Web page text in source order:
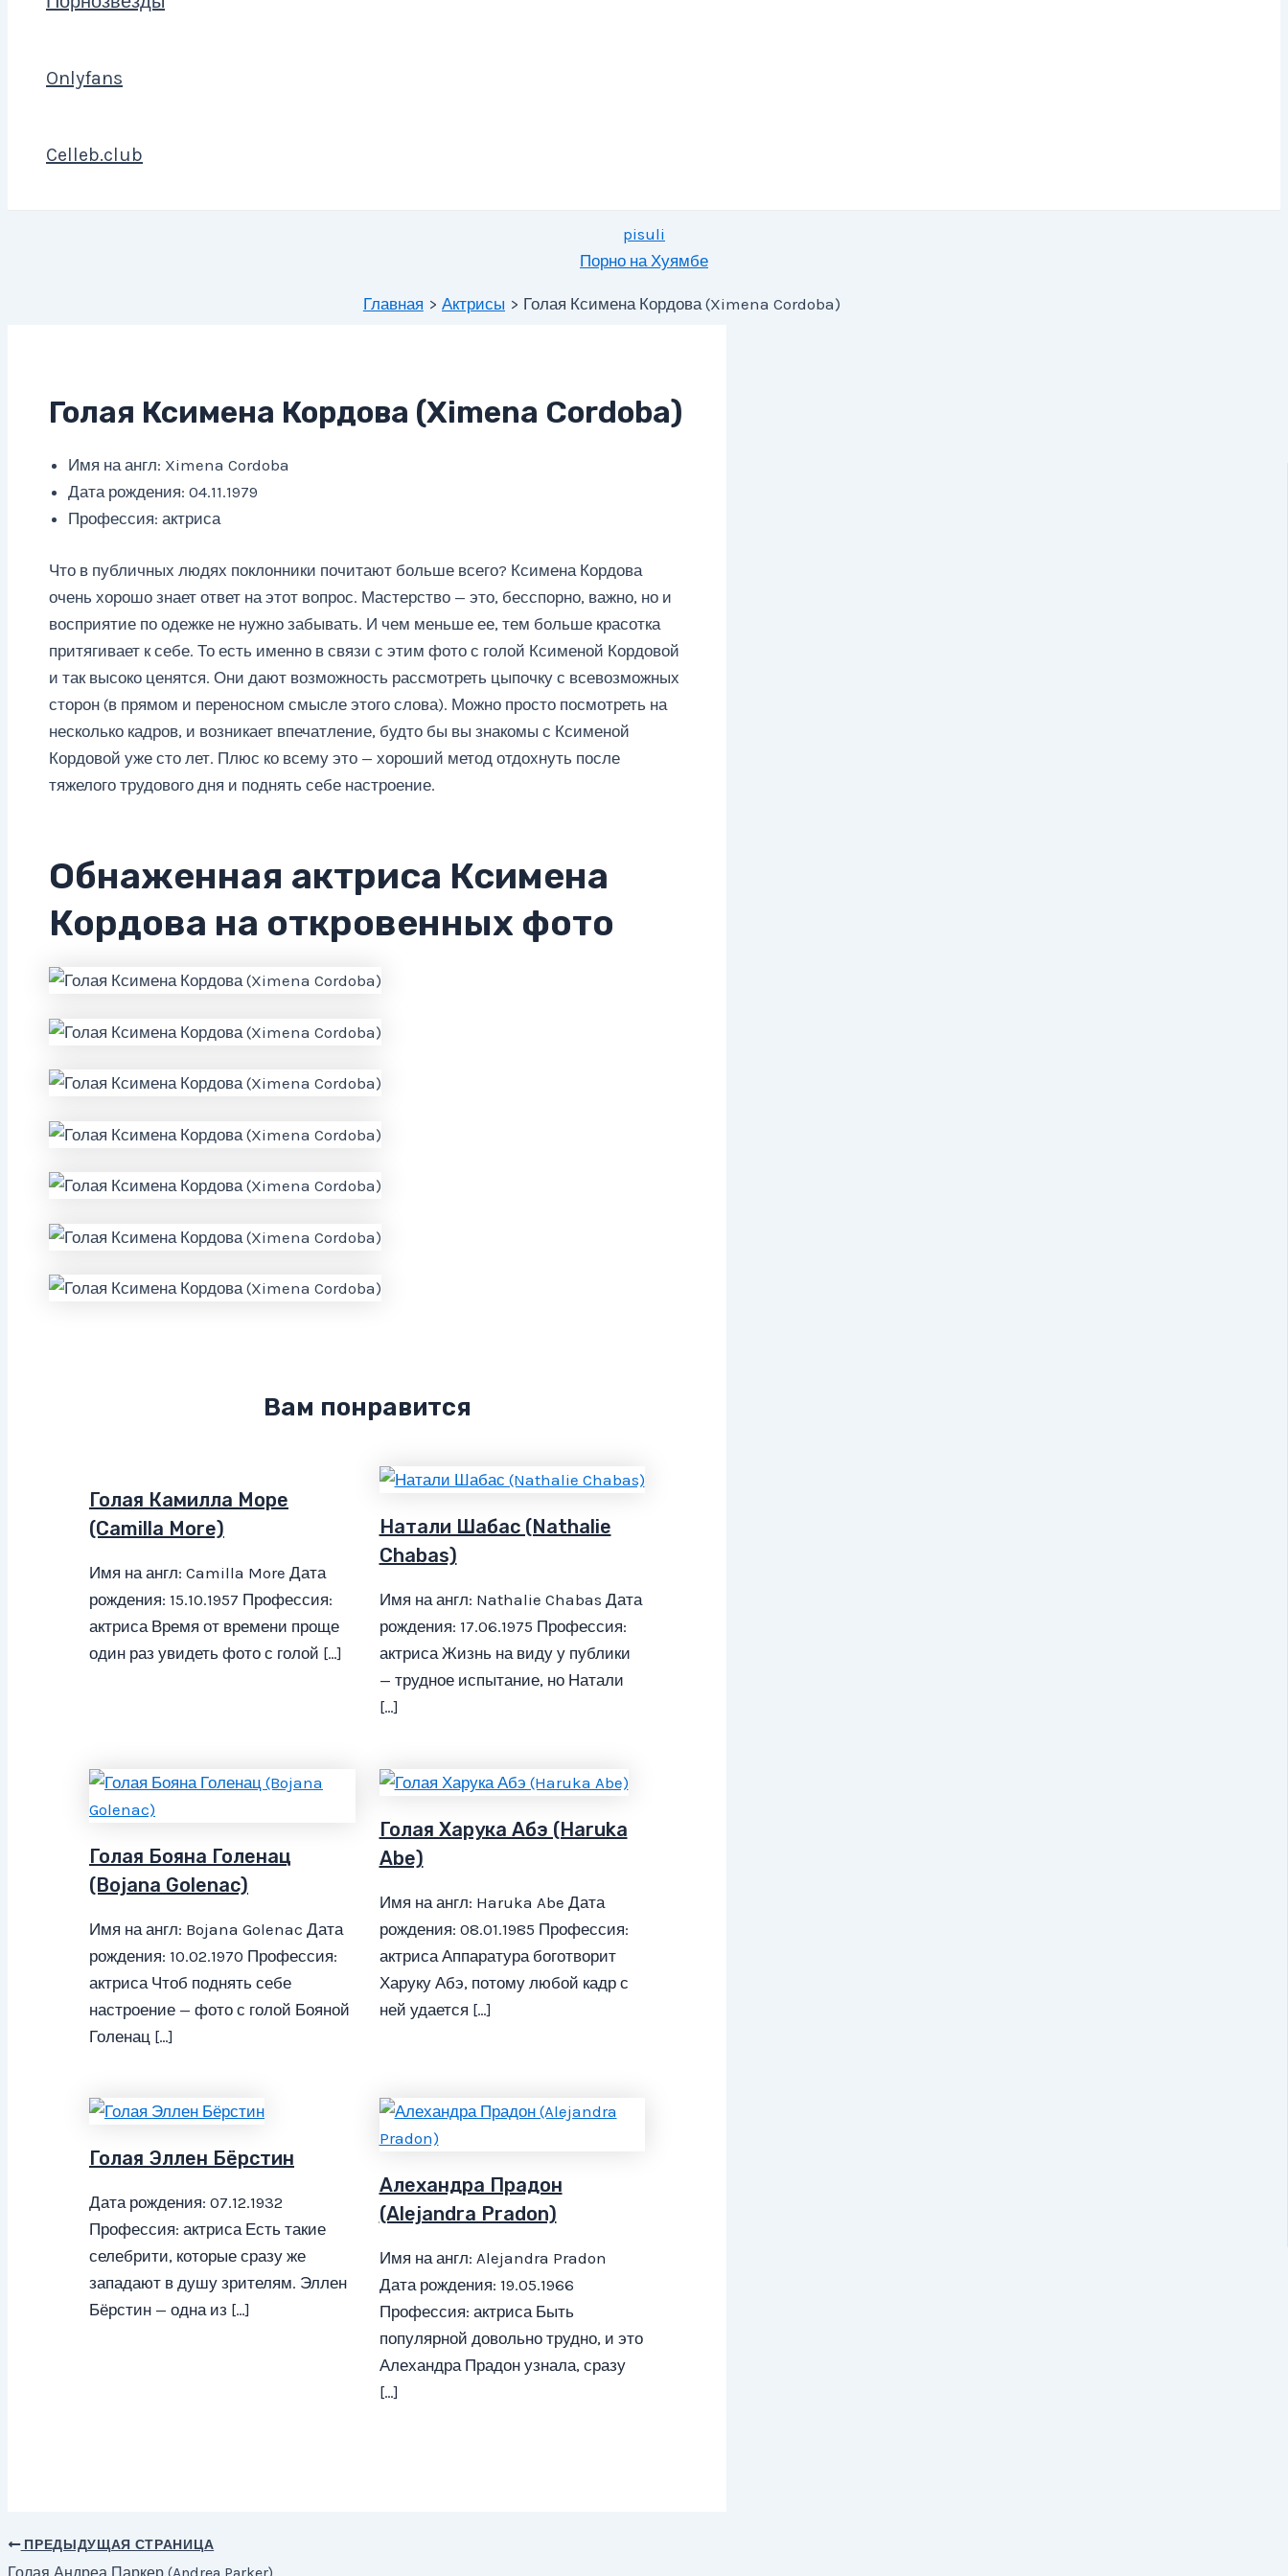
Onlyfans
Celleb.club
pisuli
Порно на Хуямбе
Главная Актрисы Голая Ксимена Кордова (Ximena Cordoba)
Голая Ксимена Кордова (Ximena Cordoba)
Имя на англ: Ximena Cordoba
Дата рождения: 04.11.1979
Профессия: актриса
Что в публичных людях поклонники почитают больше всего? Ксимена Кордова
очень хорошо знает ответ на этот вопрос. Мастерство — это, бесспорно, важно, но и
восприятие по одежке не нужно забывать. И чем меньше ее, тем больше красотка
притягивает к себе. То есть именно в связи с этим фото с голой Ксименой Кордовой
и так высоко ценятся. Они дают возможность рассмотреть цыпочку с всевозможных
сторон (в прямом и переносном смысле этого слова). Можно просто посмотреть на
несколько кадров, и возникает впечатление, будто бы вы знакомы с Ксименой
Кордовой уже сто лет. Плюс ко всему это — хороший метод отдохнуть после
тяжелого трудового дня и поднять себе настроение.
Обнаженная актриса Ксимена
Кордова на откровенных фото
Вам понравится
Голая Камилла Море
(Camilla More)
Имя на англ: Camilla More Дата
рождения: 15.10.1957 Профессия:
актриса Время от времени проще
один раз увидеть фото с голой […]
Натали Шабас (Nathalie
Chabas)
Имя на англ: Nathalie Chabas Дата
рождения: 17.06.1975 Профессия:
актриса Жизнь на виду у публики
— трудное испытание, но Натали
[…]
Голая Бояна Голенац
(Bojana Golenac)
Имя на англ: Bojana Golenac Дата
рождения: 10.02.1970 Профессия:
актриса Чтоб поднять себе
настроение — фото с голой Бояной
Голенац […]
Голая Харука Абэ (Haruka
Abe)
Имя на англ: Haruka Abe Дата
рождения: 08.01.1985 Профессия:
актриса Аппаратура боготворит
Харуку Абэ, потому любой кадр с
ней удается […]
Голая Эллен Бёрстин
Дата рождения: 07.12.1932
Профессия: актриса Есть такие
селебрити, которые сразу же
западают в душу зрителям. Эллен
Бёрстин — одна из […]
Алехандра Прадон
(Alejandra Pradon)
Имя на англ: Alejandra Pradon
Дата рождения: 19.05.1966
Профессия: актриса Быть
популярной довольно трудно, и это
Алехандра Прадон узнала, сразу
[…]
Навигация
ПРЕДЫДУЩАЯ СТРАНИЦА